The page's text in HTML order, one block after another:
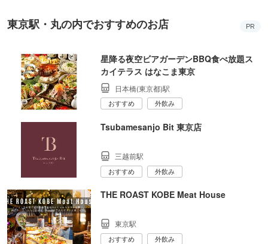
東京駅・丸の内でおすすめのお店 PR
星降る夜空ビアガーデンBBQ食べ放題ス
カイテラス はなこま東京
日本橋(東京都)駅
おすすめ 外飲み
Tsubamesanjo Bit 東京店
三越前駅
おすすめ 外飲み
THE ROAST KOBE Meat House
東京駅
おすすめ 外飲み